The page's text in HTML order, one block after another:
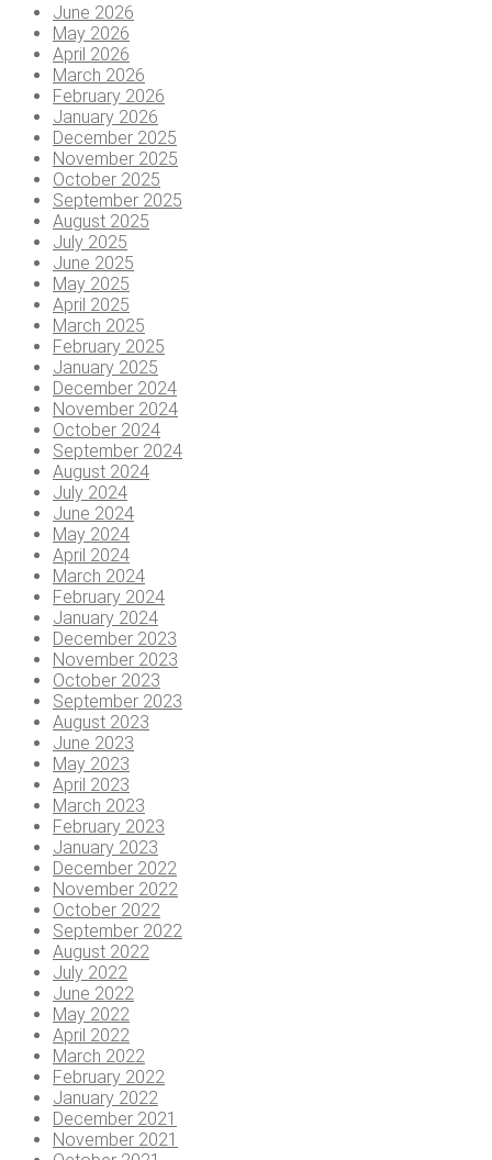
June 2026
May 2026
April 2026
March 2026
February 2026
January 2026
December 2025
November 2025
October 2025
September 2025
August 2025
July 2025
June 2025
May 2025
April 2025
March 2025
February 2025
January 2025
December 2024
November 2024
October 2024
September 2024
August 2024
July 2024
June 2024
May 2024
April 2024
March 2024
February 2024
January 2024
December 2023
November 2023
October 2023
September 2023
August 2023
June 2023
May 2023
April 2023
March 2023
February 2023
January 2023
December 2022
November 2022
October 2022
September 2022
August 2022
July 2022
June 2022
May 2022
April 2022
March 2022
February 2022
January 2022
December 2021
November 2021